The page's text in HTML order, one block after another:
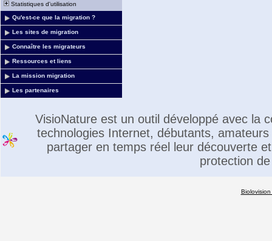
Statistiques d'utilisation
Qu'est-ce que la migration ?
Les sites de migration
Connaître les migrateurs
Ressources et liens
La mission migration
Les partenaires
VisioNature est un outil développé avec la
technologies Internet, débutants,
partager en temps réel leur découverte
protection
Biolovision